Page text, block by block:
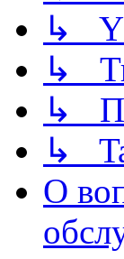
↳
↳
↳
↳
О